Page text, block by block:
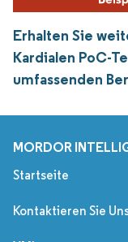
Erhalten Sie
Kardialen PoC-
umfassenden
MORDOR
Startseite
Kontaktieren Sie